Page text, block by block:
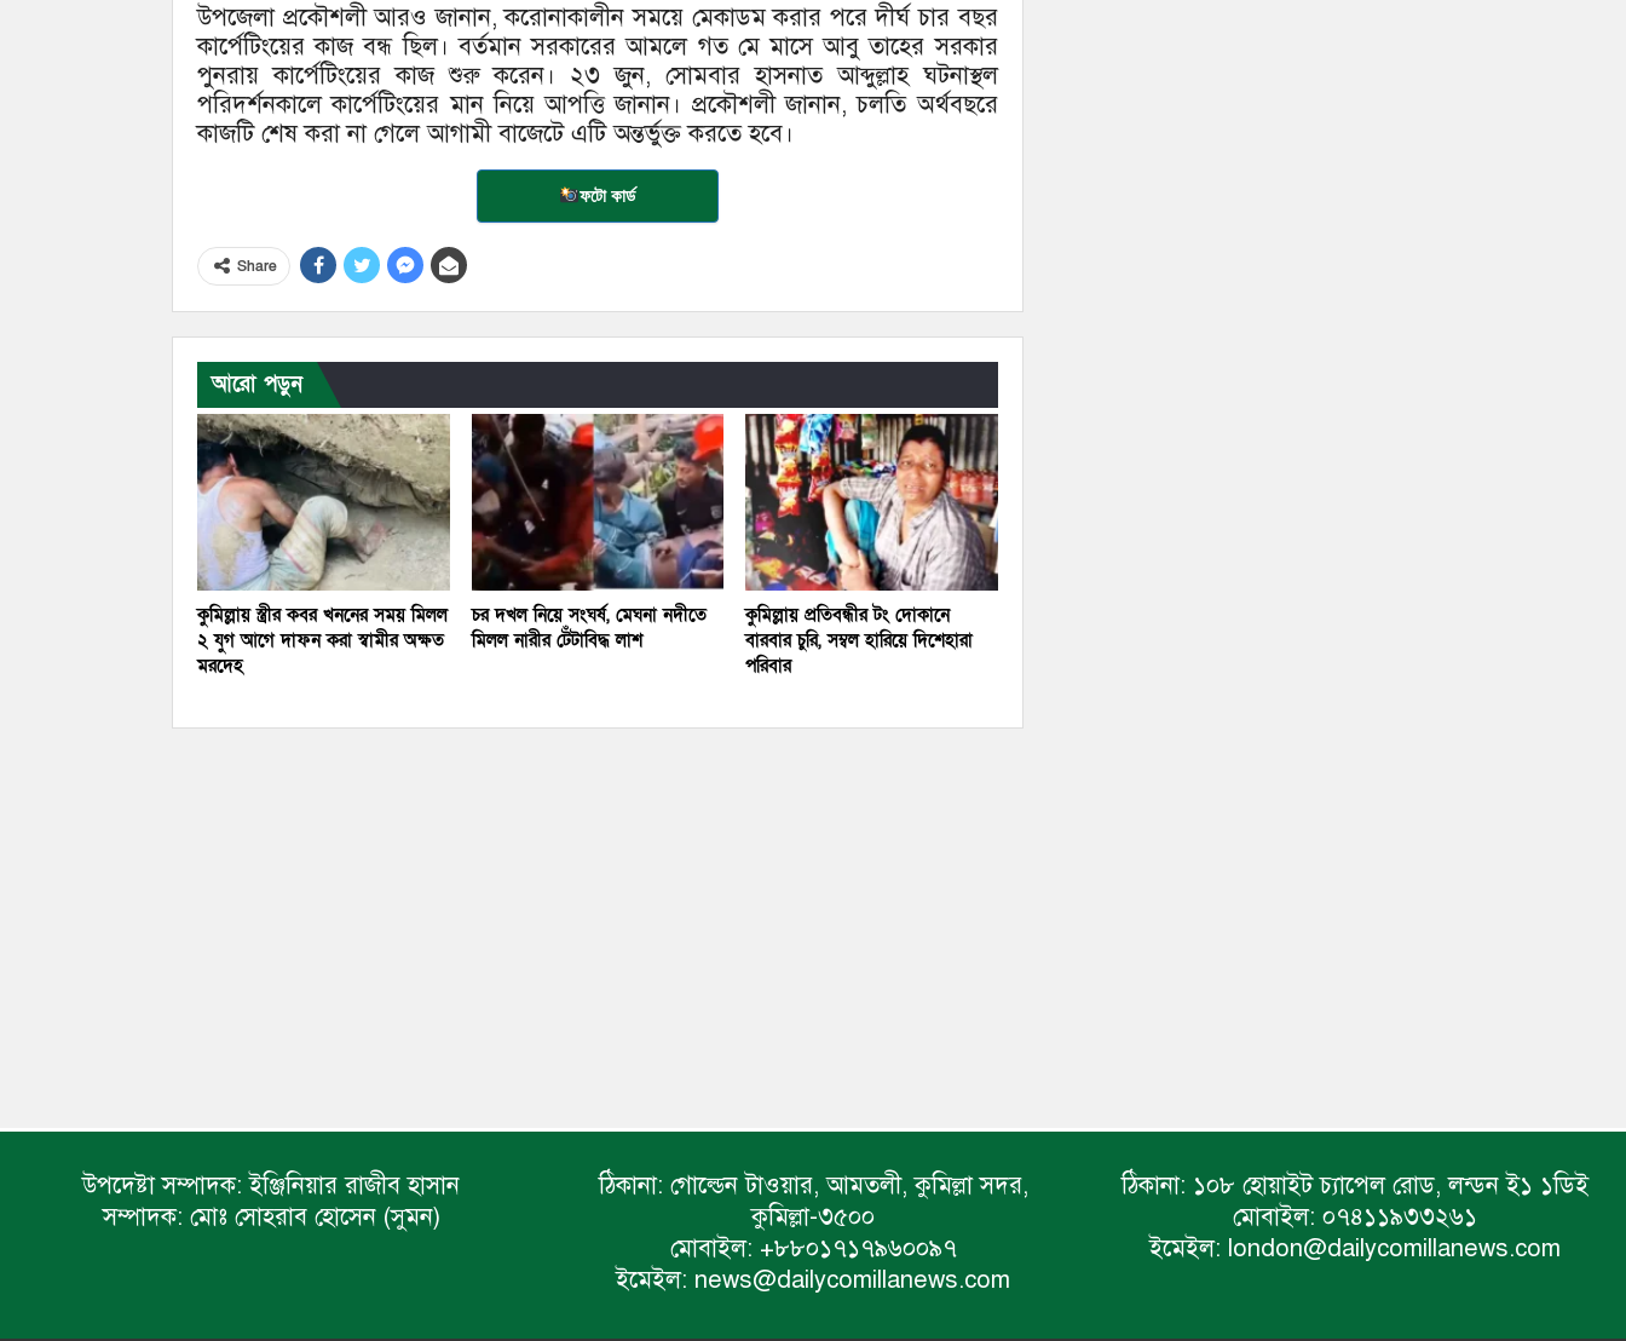
উপজেলা প্রকৌশলী আরও জানান, করোনাকালীন সময়ে মেকাডম করার পরে দীর্ঘ চার বছর
কার্পেটিংয়ের কাজ বন্ধ ছিল। বর্তমান সরকারের আমলে গত মে মাসে আবু তাহের সরকার
পুনরায় কার্পেটিংয়ের কাজ শুরু করেন। ২৩ জুন, সোমবার হাসনাত আব্দুল্লাহ ঘটনাস্থল
পরিদর্শনকালে কার্পেটিংয়ের মান নিয়ে আপত্তি জানান। প্রকৌশলী জানান, চলতি অর্থবছরে
কাজটি শেষ করা না গেলে আগামী বাজেটে এটি অন্তর্ভুক্ত করতে হবে।
ফটো কার্ড
Share
আরো পড়ুন
কুমিল্লায় স্ত্রীর কবর খননের সময় মিলল
২ যুগ আগে দাফন করা স্বামীর অক্ষত
মরদেহ
চর দখল নিয়ে সংঘর্ষ, মেঘনা নদীতে
মিলল নারীর টেঁটাবিদ্ধ লাশ
কুমিল্লায় প্রতিবন্ধীর টং দোকানে
বারবার চুরি, সম্বল হারিয়ে দিশেহারা
পরিবার
উপদেষ্টা সম্পাদক: ইঞ্জিনিয়ার রাজীব হাসান
সম্পাদক: মোঃ সোহরাব হোসেন (সুমন)
ঠিকানা: গোল্ডেন টাওয়ার, আমতলী, কুমিল্লা সদর,
কুমিল্লা-৩৫০০
মোবাইল: +৮৮০১৭১৭৯৬০০৯৭
ইমেইল: news@dailycomillanews.com
ঠিকানা: ১০৮ হোয়াইট চ্যাপেল রোড, লন্ডন ই১ ১ডিই
মোবাইল: ০৭৪১১৯৩৩২৬১
ইমেইল: london@dailycomillanews.com